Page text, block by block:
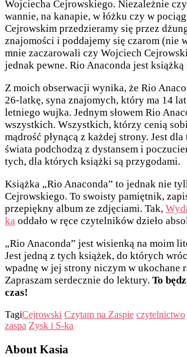
Wojciecha Cejrowskiego. Niezależnie
wannie, na kanapie, w łóżku czy w
Cejrowskim przedzieramy się przez
znajomości i poddajemy się czarom (nie
mnie zaczarowali czy Wojciech
jednak pewne. Rio Anaconda jest książką
Z moich obserwacji wynika, że Rio
26-latkę, syna znajomych, który ma 14
letniego wujka. Jednym słowem Rio
wszystkich. Wszystkich, którzy cenią
mądrość płynącą z każdej strony. Jest
świata podchodzą z dystansem i
tych, dla których książki są przygodami.
Książka „Rio Anaconda” to jednak nie
Cejrowskiego. To swoisty pamiętnik,
przepiękny album ze zdjęciami. Tak,
ka oddało w ręce czytelników dzieło
„Rio Anaconda” jest wisienką na moim
Jest jedną z tych książek, do których
wpadnę w jej strony niczym w ukochane
Zapraszam serdecznie do lektury. To
czas!
TagiCejrowski Czytam na Zaspie czytelnictwo
zaspa Zysk i S-ka
About Kasia